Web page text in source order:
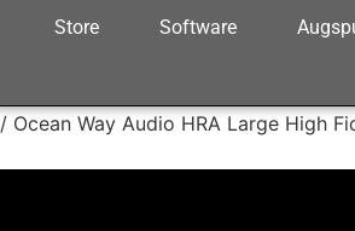
Store Software
/ Ocean Way Audio HRA Large High